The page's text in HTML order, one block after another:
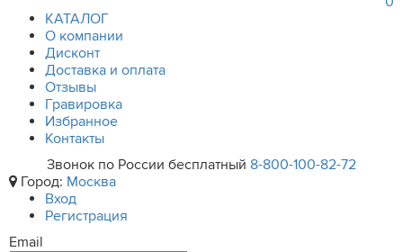
КАТАЛОГ
О компании
Дисконт
Доставка и оплата
Отзывы
Гравировка
Избранное
Контакты
Звонок по России бесплатный 8-800-100-82-72
Город: Москва
Вход
Регистрация
Email